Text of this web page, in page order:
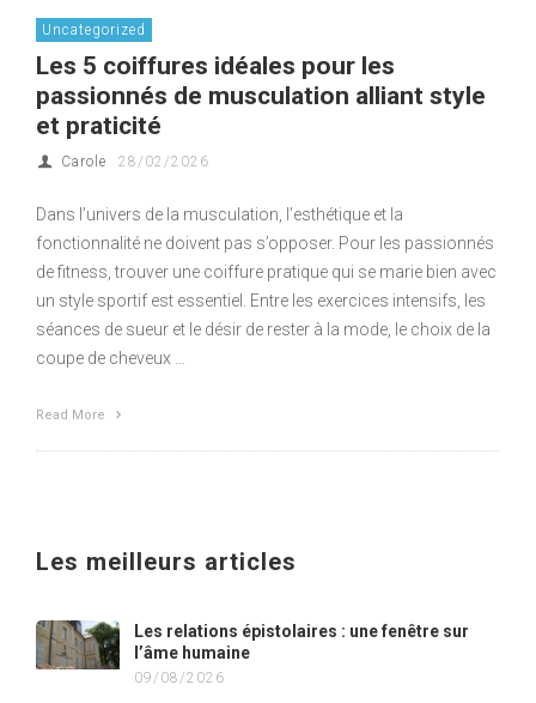
Uncategorized
Les 5 coiffures idéales pour les
passionnés de musculation alliant style
et praticité
Carole 28/02/2026
Dans l’univers de la musculation, l’esthétique et la
fonctionnalité ne doivent pas s’opposer. Pour les passionnés
de fitness, trouver une coiffure pratique qui se marie bien avec
un style sportif est essentiel. Entre les exercices intensifs, les
séances de sueur et le désir de rester à la mode, le choix de la
coupe de cheveux …
Read More
Les meilleurs articles
Les relations épistolaires : une fenêtre sur
l’âme humaine
09/08/2026